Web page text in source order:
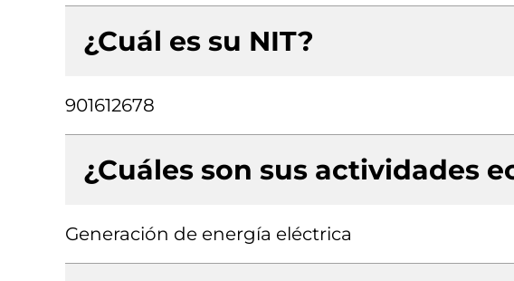
¿Cuál es su NIT?
901612678
¿Cuáles son sus actividades
Generación de energía eléctrica